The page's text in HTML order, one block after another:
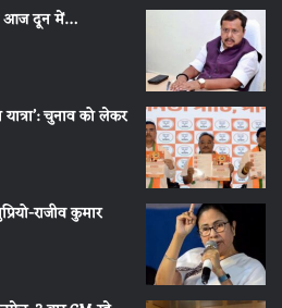
आज दून में…
चुनाव को लेकर
राजीव कुमार